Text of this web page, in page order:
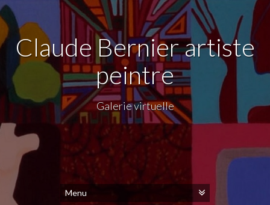
Claude Bernier artiste
peintre
Galerie virtuelle